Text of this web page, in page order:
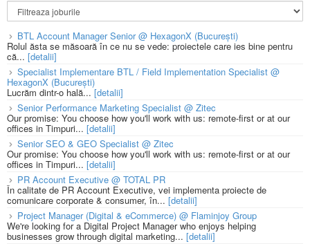
BTL Account Manager Senior @ HexagonX (București)
Rolul ăsta se măsoară în ce nu se vede: proiectele care ies bine pentru
că... [detalii]
Specialist Implementare BTL / Field Implementation Specialist @
HexagonX (București)
Lucrăm dintr-o hală...[detalii]
Senior Performance Marketing Specialist @ Zitec
Our promise: You choose how you'll work with us: remote-first or at our
offices in Timpuri... [detalii]
Senior SEO & GEO Specialist @ Zitec
Our promise: You choose how you'll work with us: remote-first or at our
offices in Timpuri... [detalii]
PR Account Executive @ TOTAL PR
În calitate de PR Account Executive, vei implementa proiecte de
comunicare corporate & consumer, în... [detalii]
Project Manager (Digital & eCommerce) @ Flaminjoy Group
We're looking for a Digital Project Manager who enjoys helping
businesses grow through digital marketing... [detalii]